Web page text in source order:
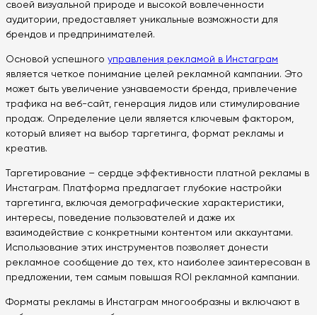
своей визуальной природе и высокой вовлеченности
аудитории, предоставляет уникальные возможности для
брендов и предпринимателей.
Основой успешного управления рекламой в Инстаграм
является четкое понимание целей рекламной кампании. Это
может быть увеличение узнаваемости бренда, привлечение
трафика на веб-сайт, генерация лидов или стимулирование
продаж. Определение цели является ключевым фактором,
который влияет на выбор таргетинга, формат рекламы и
креатив.
Таргетирование – сердце эффективности платной рекламы в
Инстаграм. Платформа предлагает глубокие настройки
таргетинга, включая демографические характеристики,
интересы, поведение пользователей и даже их
взаимодействие с конкретными контентом или аккаунтами.
Использование этих инструментов позволяет донести
рекламное сообщение до тех, кто наиболее заинтересован в
предложении, тем самым повышая ROI рекламной кампании.
Форматы рекламы в Инстаграм многообразны и включают в